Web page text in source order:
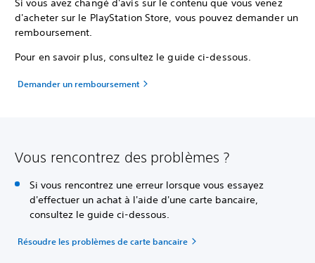
Si vous avez changé d'avis sur le contenu que vous venez
d'acheter sur le PlayStation Store, vous pouvez demander un
remboursement.
Pour en savoir plus, consultez le guide ci-dessous.
Demander un remboursement
Vous rencontrez des problèmes ?
Si vous rencontrez une erreur lorsque vous essayez
d'effectuer un achat à l'aide d'une carte bancaire,
consultez le guide ci-dessous.
Résoudre les problèmes de carte bancaire